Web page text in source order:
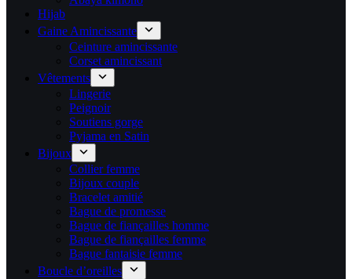
Hijab
Gaine Amincissante
Ceinture amincissante
Corset amincissant
Vêtements
Lingerie
Peignoir
Soutiens gorge
Pyjama en Satin
Bijoux
Collier femme
Bijoux couple
Bracelet amitié
Bague de promesse
Bague de fiançailles homme
Bague de fiançailles femme
Bague fantaisie femme
Boucle d’oreilles